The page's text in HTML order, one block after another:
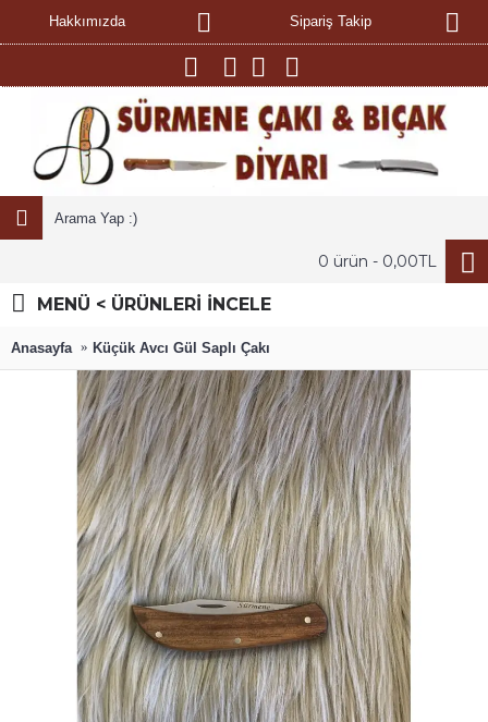
Hakkımızda Sipariş Takip
0 ürün - 0,00TL
MENÜ < ÜRÜNLERİ İNCELE
Anasayfa Küçük Avcı Gül Saplı Çakı